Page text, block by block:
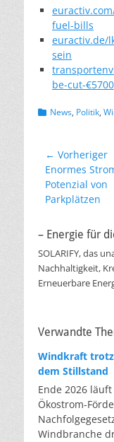
fuel-bills
euractiv.de/
sein
be-cut-€5700
Kategorien
News, Politik,
← Vorheriger
Vorheriger
Beitrag:
Enormes
Potenzial von
Parkplätzen
– Energie für
SOLARIFY, das
Nachhaltigkeit,
Erneuerbare
Verwandte
Windkraft trotz
dem Stillstand
Ende 2026
Ökostrom-
Windbranche